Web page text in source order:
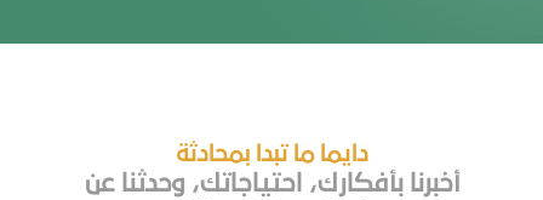
دايما ما تبدا بمحادثة
أخبرنا بأفكارك، احتياجاتك، وحدثنا عن